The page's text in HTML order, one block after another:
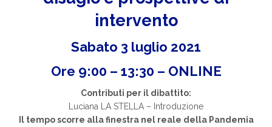
intervento
Sabato 3 luglio 2021
Ore 9:00 – 13:30 – ONLINE
Contributi per il dibattito:
Luciana LA STELLA – Introduzione
Il tempo scorre alla finestra nel reale della Pandemia